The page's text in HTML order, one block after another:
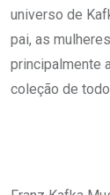
universo de
pai, as
principalmente
coleção de